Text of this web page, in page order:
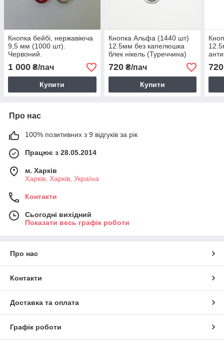
Кнопка бейбі, нержавіюча
9,5 мм (1000 шт).
Червоний.
1 000 ₴/пач
Купити
Кнопка Альфа (1440 шт)
12.5мм без капелюшка
блек нікель (Туреччина)
720₴/пач
Купити
720
Про нас
100% позитивних з 9 відгуків за рік
Працює з 28.05.2014
м. Харків
Харків, Харків, Україна
Контакти
Сьогодні вихідний
Показати весь графік роботи
Про нас
Контакти
Доставка та оплата
Графік роботи